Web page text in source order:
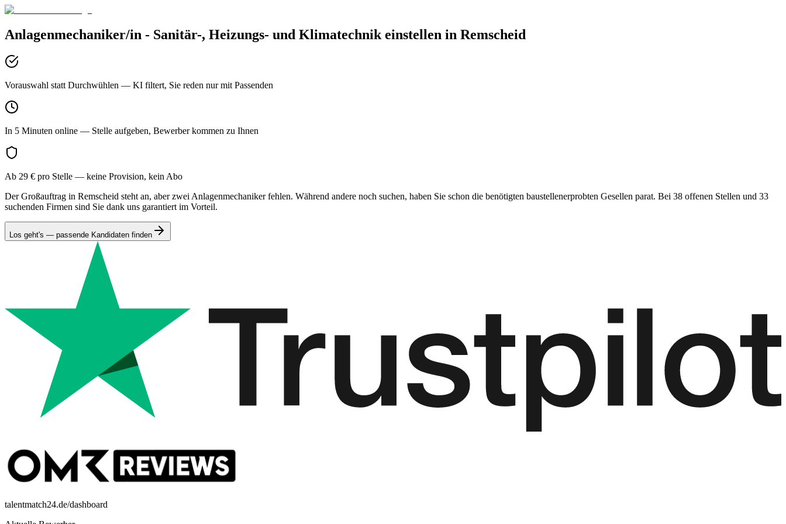
Anlagenmechaniker/in - Sanitär-, Heizungs- und Klimatechnik einstellen in Remscheid
Vorauswahl statt Durchwühlen — KI filtert, Sie reden nur mit Passenden
In 5 Minuten online — Stelle aufgeben, Bewerber kommen zu Ihnen
Ab 29 € pro Stelle — keine Provision, kein Abo
Der Großauftrag in Remscheid steht an, aber zwei Anlagenmechaniker fehlen. Während andere noch suchen, haben Sie schon die benötigten baustellenerprobten Gesellen parat. Bei 38 offenen Stellen und 33
suchenden Firmen sind Sie dank uns garantiert im Vorteil.
Los geht's — passende Kandidaten finden
talentmatch24.de/dashboard